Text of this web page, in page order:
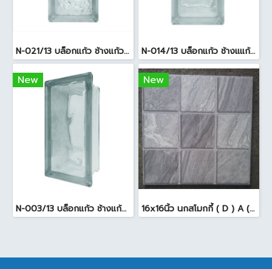
N-021/13 บล็อกแก้ว ช้างแก้ว WOW แก้วประดับฟ้า ( 24X11.5X8cm ) N-014/13 บล็อกแก้ว ช้างแแก้ว WOW หยาดเพชร ( 24x11.5x8 cm.)
New
N-003/13 บล็อกแก้ว ช้างแก้ว WOW พริ้วแก้ว ( 24x11.5x8cm )
New
16x16นิ้ว นกสโมกกี้ ( D ) A (Pack6)